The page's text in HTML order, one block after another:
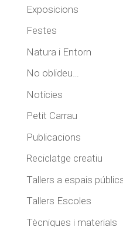
Exposicions
Festes
Natura i Entorn
No oblideu…
Notícies
Petit Carrau
Publicacions
Reciclatge creatiu
Tallers a espais
Tallers Escoles
Tècniques i materials